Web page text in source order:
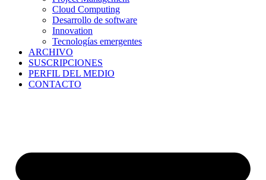
Cloud Computing
Desarrollo de software
Innovation
Tecnologías emergentes
ARCHIVO
SUSCRIPCIONES
PERFIL DEL MEDIO
CONTACTO